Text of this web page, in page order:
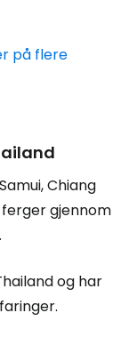
på flere
Chiang
ferger gjennom
.
og har